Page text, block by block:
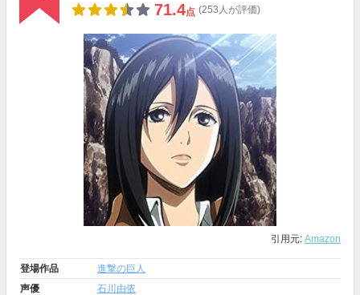
71.4点 (253人が評価)
引用元: Amazon
登場作品
進撃の巨人
声優
石川由依